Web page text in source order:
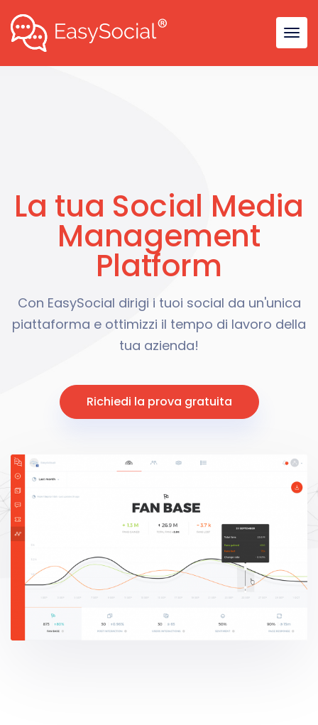
La tua Social Media
Management
Platform
Con EasySocial dirigi i tuoi social da un'unica
piattaforma e ottimizzi il tempo di lavoro della
tua azienda!
Richiedi la prova gratuita